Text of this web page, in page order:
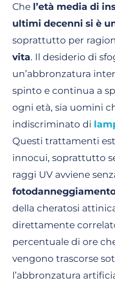
Che l’età media di
ultimi decenni si è
soprattutto per
vita. Il desiderio di
un’abbronzatura
spinto e continua a
ogni età, sia uomini
indiscriminato di
Questi trattamenti
innocui, soprattutto
raggi UV avviene
della cheratosi
direttamente
percentuale di ore
vengono trascorse
l’abbronzatura